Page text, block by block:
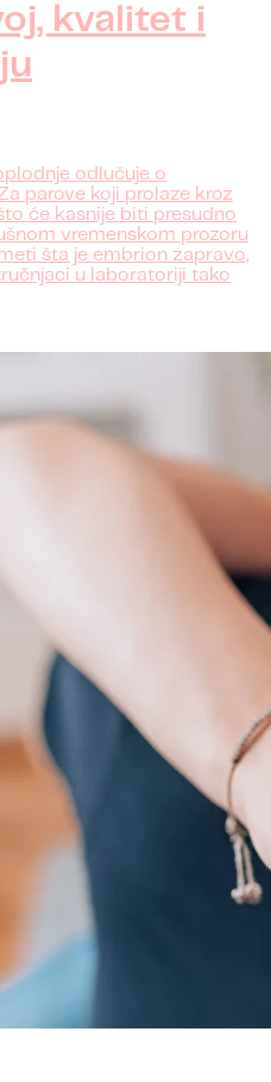
kvalitet i
odlučuje o
parove koji prolaze kroz
će kasnije biti presudno
vremenskom prozoru
šta je embrion zapravo,
u laboratoriji tako